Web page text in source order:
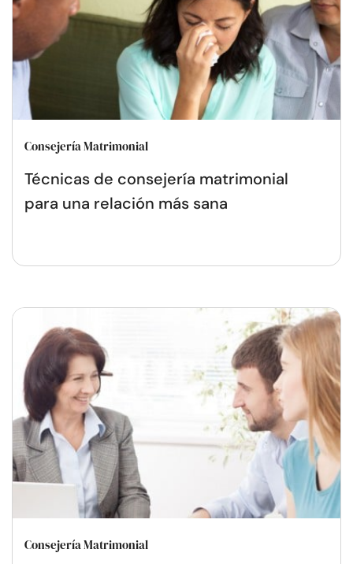
Consejería Matrimonial
Técnicas de consejería matrimonial
para una relación más sana
Consejería Matrimonial